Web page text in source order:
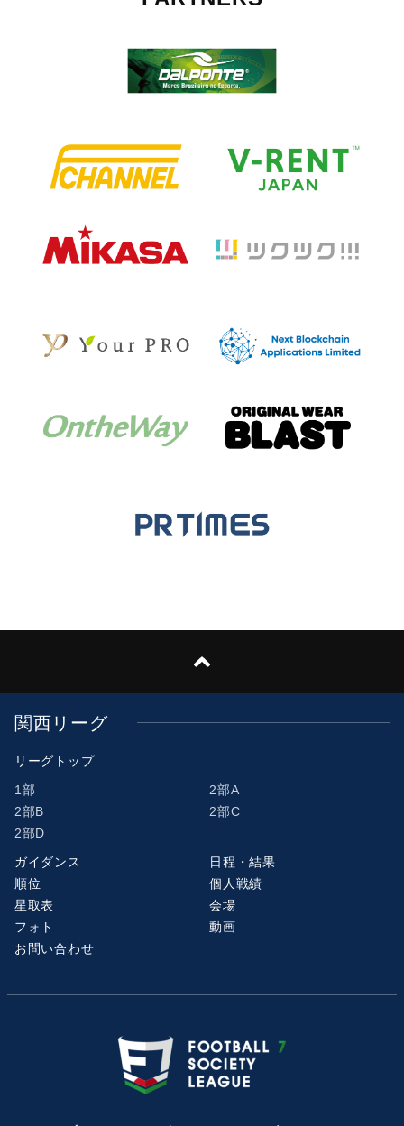
関西リーグ
リーグトップ
1部
2部A
2部B
2部C
2部D
ガイダンス
日程・結果
順位
個人戦績
星取表
会場
フォト
動画
お問い合わせ